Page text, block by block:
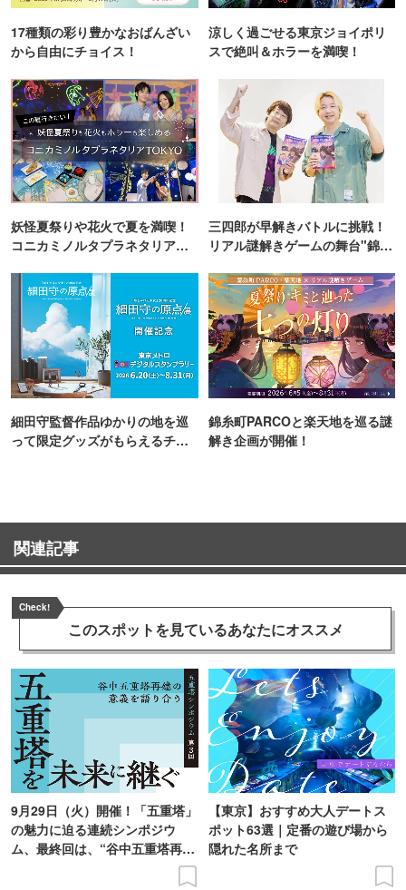
17種類の彩り豊かなおばんざい
から自由にチョイス！
涼しく過ごせる東京ジョイポリ
スで絶叫＆ホラーを満喫！
妖怪夏祭りや花火で夏を満喫！
コニカミノルタプラネタリア
三四郎が早解きバトルに挑戦！
リアル謎解きゲームの舞台"錦糸
細田守監督作品ゆかりの地を巡
って限定グッズがもらえるチャ
錦糸町PARCOと楽天地を巡る謎
解き企画が開催！
関連記事
Check!
このスポットを見ているあなたにオススメ
9月29日（火）開催！「五重塔」
の魅力に迫る連続シンポジウ
ム、最終回は、“谷中五重塔再建
【東京】おすすめ大人デートス
ポット63選｜定番の遊び場から
隠れた名所まで